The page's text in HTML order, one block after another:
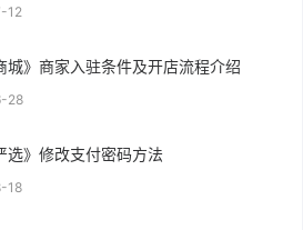
12
城》商家入驻条件及开店流程介绍
28
选》修改支付密码方法
18